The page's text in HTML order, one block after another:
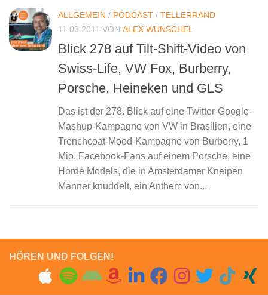
ALLGEMEIN / PODCAST / TELLERRAND
11.03.2011 VON ALEX WUNSCHEL
Blick 278 auf Tilt-Shift-Video von
Swiss-Life, VW Fox, Burberry,
Porsche, Heineken und GLS
Das ist der 278. Blick auf eine Twitter-Google-
Mashup-Kampagne von VW in Brasilien, eine
Trenchcoat-Mood-Kampagne von Burberry, 1
Mio. Facebook-Fans auf einem Porsche, eine
Horde Models, die in Amsterdamer Kneipen
Männer knuddelt, ein Anthem von...
HÖREN UND FOLGEN!